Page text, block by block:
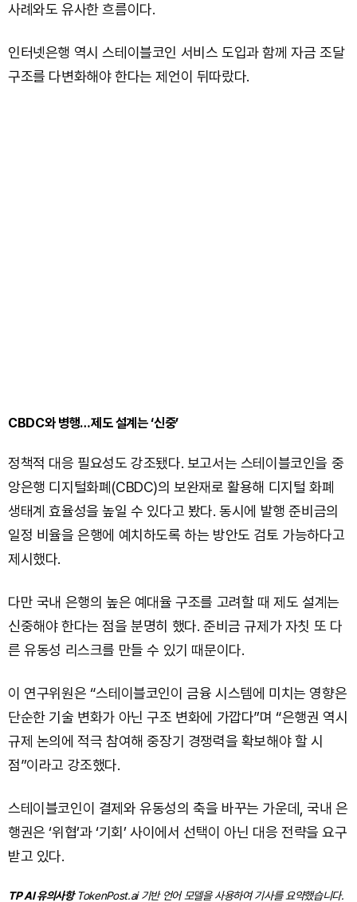
사례와도 유사한 흐름이다.
인터넷은행 역시 스테이블코인 서비스 도입과 함께 자금 조달
구조를 다변화해야 한다는 제언이 뒤따랐다.
CBDC와 병행…제도 설계는 ‘신중’
정책적 대응 필요성도 강조됐다. 보고서는 스테이블코인을 중
앙은행 디지털화폐(CBDC)의 보완재로 활용해 디지털 화폐
생태계 효율성을 높일 수 있다고 봤다. 동시에 발행 준비금의
일정 비율을 은행에 예치하도록 하는 방안도 검토 가능하다고
제시했다.
다만 국내 은행의 높은 예대율 구조를 고려할 때 제도 설계는
신중해야 한다는 점을 분명히 했다. 준비금 규제가 자칫 또 다
른 유동성 리스크를 만들 수 있기 때문이다.
이 연구위원은 “스테이블코인이 금융 시스템에 미치는 영향은
단순한 기술 변화가 아닌 구조 변화에 가깝다”며 “은행권 역시
규제 논의에 적극 참여해 중장기 경쟁력을 확보해야 할 시
점”이라고 강조했다.
스테이블코인이 결제와 유동성의 축을 바꾸는 가운데, 국내 은
행권은 ‘위협’과 ‘기회’ 사이에서 선택이 아닌 대응 전략을 요구
받고 있다.
TP AI 유의사항TokenPost.ai 기반 언어 모델을 사용하여 기사를 요약했습니다.